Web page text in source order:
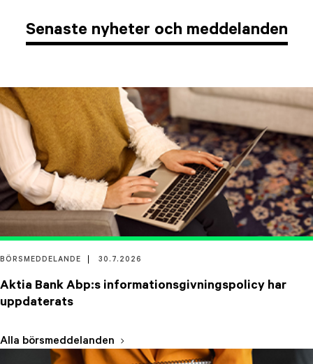
Senaste nyheter och meddelanden
BÖRSMEDDELANDE 30.7.2026
Aktia Bank Abp:s informationsgivningspolicy har
uppdaterats
Alla börsmeddelanden